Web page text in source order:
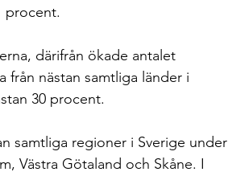
procent.
därifrån ökade antalet
från nästan samtliga länder i
30 procent.
samtliga regioner i Sverige under
Västra Götaland och Skåne. I